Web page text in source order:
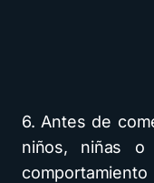
6. Antes de
niños, niñas o